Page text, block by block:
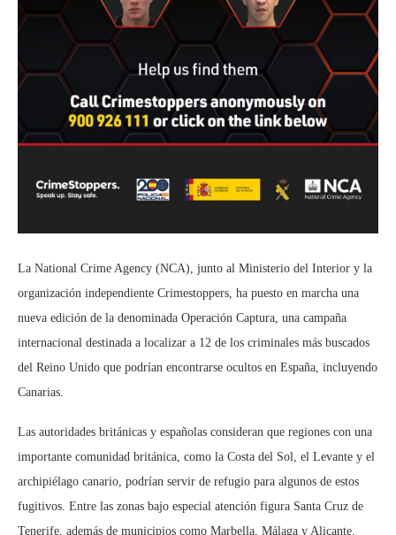
La National Crime Agency (NCA), junto al Ministerio del Interior y la
organización independiente Crimestoppers, ha puesto en marcha una
nueva edición de la denominada Operación Captura, una campaña
internacional destinada a localizar a 12 de los criminales más buscados
del Reino Unido que podrían encontrarse ocultos en España, incluyendo
Canarias.
Las autoridades británicas y españolas consideran que regiones con una
importante comunidad británica, como la Costa del Sol, el Levante y el
archipiélago canario, podrían servir de refugio para algunos de estos
fugitivos. Entre las zonas bajo especial atención figura Santa Cruz de
Tenerife, además de municipios como Marbella, Málaga y Alicante.